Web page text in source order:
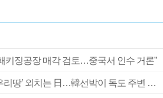
키징공장 매각 검토…중국서 인수 거론”
[속보] 여전히 ‘독도는 우리땅’ 외치는 日…韓선박이 독도 주변 해양조사 활동하자 반발